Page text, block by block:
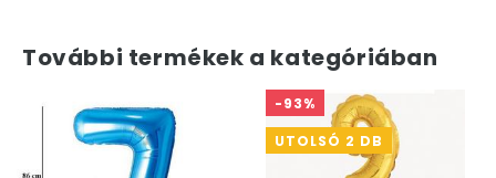
További termékek a kategóriában
-93%
UTOLSÓ 2 DB